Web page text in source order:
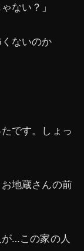
ない？」
ないのか
です。しょっ
地蔵さんの前
が…この家の人